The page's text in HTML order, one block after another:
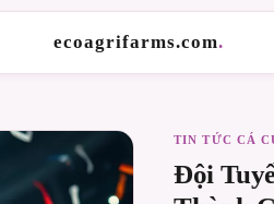
ecoagrifarms.com.
TIN TỨC CÁ
Đội